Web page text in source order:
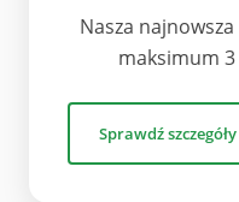
Nasza
maksimum 3
Sprawdź szczegóły